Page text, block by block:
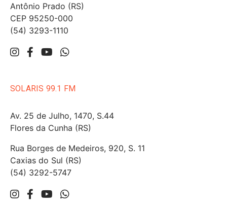
Antônio Prado (RS)
CEP 95250-000
(54) 3293-1110
SOLARIS 99.1 FM
Av. 25 de Julho, 1470, S.44
Flores da Cunha (RS)
Rua Borges de Medeiros, 920, S. 11
Caxias do Sul (RS)
(54) 3292-5747